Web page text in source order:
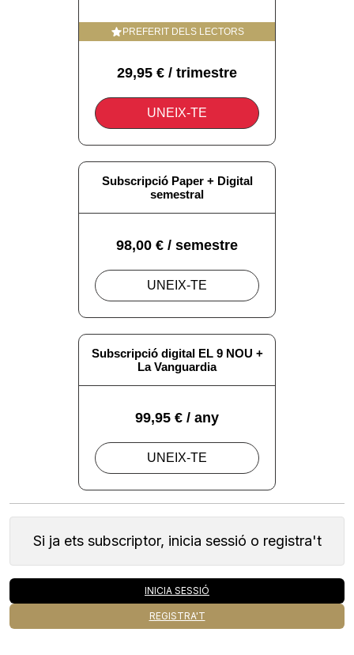
Si ja ets subscriptor, inicia sessió o registra't
INICIA SESSIÓ
REGISTRA'T